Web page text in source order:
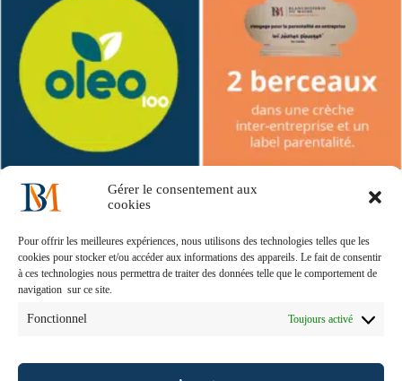
Gérer le consentement aux
cookies
Pour offrir les meilleures expériences, nous utilisons des technologies telles que les
cookies pour stocker et/ou accéder aux informations des appareils. Le fait de consentir
à ces technologies nous permettra de traiter des données telle que le comportement de
navigation sur ce site.
Fonctionnel Toujours activé
Notre engagement
Nous recrutons
Contactez-nous !
Mentions Légales Index égalité